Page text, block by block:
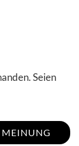
Seien
MEINUNG